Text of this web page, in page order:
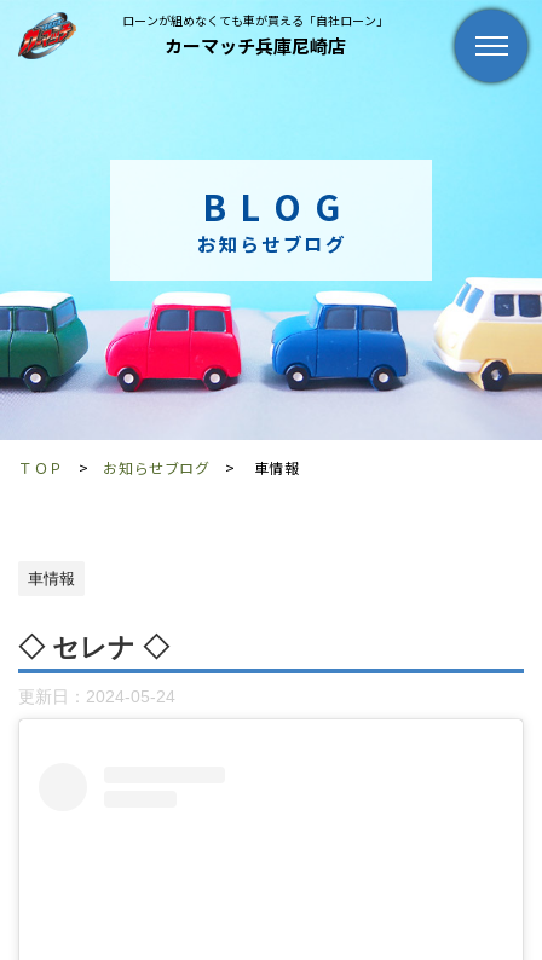
ローンが組めなくても車が買える「自社ローン」
カーマッチ兵庫尼崎店
BLOG
お知らせブログ
ＴＯＰ お知らせブログ 車情報
車情報
◇ セレナ ◇
更新日： 2024-05-24